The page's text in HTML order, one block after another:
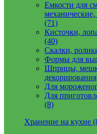
Емкости для
механические,
(71)
Кисточки,
(40)
Скалки,
Формы для
Шприцы,
Для
Для
(8)
Хранение на кухне